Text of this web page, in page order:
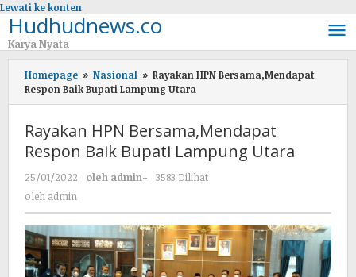
Lewati ke konten
Hudhudnews.co
Karya Nyata
Homepage » Nasional » Rayakan HPN Bersama,Mendapat
Respon Baik Bupati Lampung Utara
Rayakan HPN Bersama,Mendapat
Respon Baik Bupati Lampung Utara
25/01/2022 oleh admin-
3583 Dilihat
oleh admin